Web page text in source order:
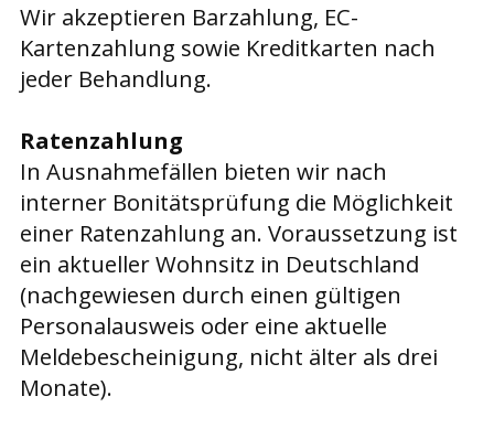
Wir akzeptieren Barzahlung, EC-
Kartenzahlung sowie Kreditkarten nach
jeder Behandlung.
Ratenzahlung
In Ausnahmefällen bieten wir nach
interner Bonitätsprüfung die Möglichkeit
einer Ratenzahlung an. Voraussetzung ist
ein aktueller Wohnsitz in Deutschland
(nachgewiesen durch einen gültigen
Personalausweis oder eine aktuelle
Meldebescheinigung, nicht älter als drei
Monate).